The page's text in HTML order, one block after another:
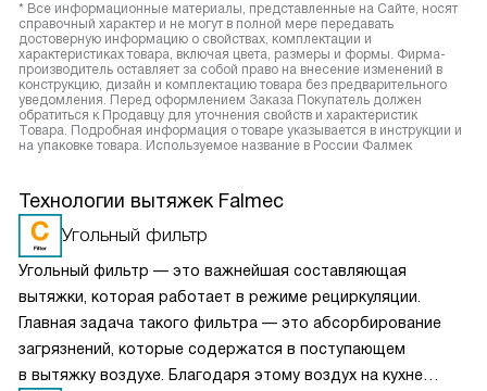
* Все информационные материалы, представленные на Сайте, носят
справочный характер и не могут в полной мере передавать
достоверную информацию о свойствах, комплектации и
характеристиках товара, включая цвета, размеры и формы. Фирма-
производитель оставляет за собой право на внесение изменений в
конструкцию, дизайн и комплектацию товара без предварительного
уведомления. Перед оформлением Заказа Покупатель должен
обратиться к Продавцу для уточнения свойств и характеристик
Товара. Подробная информация о товаре указывается в инструкции и
на упаковке товара. Используемое название в России Фалмек
Технологии вытяжек Falmec
Угольный фильтр
Угольный фильтр — это важнейшая составляющая
вытяжки, которая работает в режиме рециркуляции.
Главная задача такого фильтра — это абсорбирование
загрязнений, которые содержатся в поступающем
в вытяжку воздухе. Благодаря этому воздух на кухне